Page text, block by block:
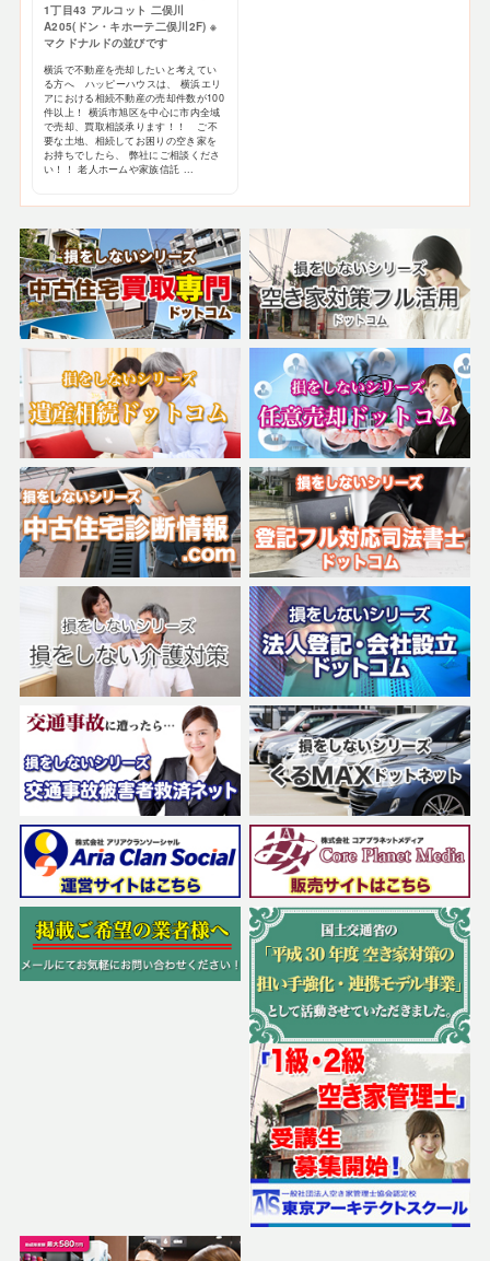
1丁目43 アルコット 二俣川
A205(ドン・キホーテ二俣川2F) ※
マクドナルドの並びです
横浜で不動産を売却したいと考えてい
る方へ ハッピーハウスは、 横浜エリ
アにおける相続不動産の売却件数が100
件以上！ 横浜市旭区を中心に市内全域
で売却、買取相談承ります！！ ご不
要な土地、相続してお困りの空き家を
お持ちでしたら、 弊社にご相談くださ
い！！ 老人ホームや家族信託 ...